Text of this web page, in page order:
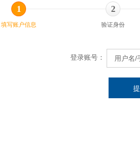
1
填写账户信息
2
验证身份
登录账号：